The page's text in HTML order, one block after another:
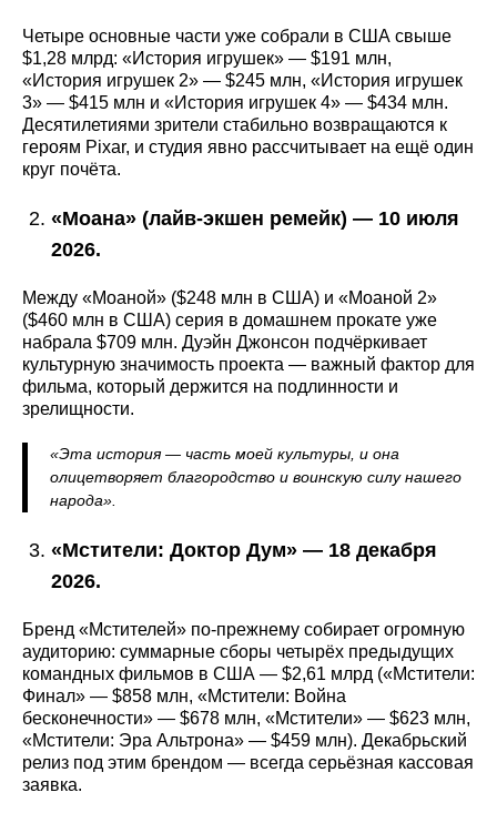
Четыре основные части уже собрали в США свыше
$1,28 млрд: «История игрушек» — $191 млн,
«История игрушек 2» — $245 млн, «История игрушек
3» — $415 млн и «История игрушек 4» — $434 млн.
Десятилетиями зрители стабильно возвращаются к
героям Pixar, и студия явно рассчитывает на ещё один
круг почёта.
«Моана» (лайв-экшен ремейк) — 10 июля
2026.
Между «Моаной» ($248 млн в США) и «Моаной 2»
($460 млн в США) серия в домашнем прокате уже
набрала $709 млн. Дуэйн Джонсон подчёркивает
культурную значимость проекта — важный фактор для
фильма, который держится на подлинности и
зрелищности.
«Эта история — часть моей культуры, и она
олицетворяет благородство и воинскую силу нашего
народа».
«Мстители: Доктор Дум» — 18 декабря
2026.
Бренд «Мстителей» по-прежнему собирает огромную
аудиторию: суммарные сборы четырёх предыдущих
командных фильмов в США — $2,61 млрд («Мстители:
Финал» — $858 млн, «Мстители: Война
бесконечности» — $678 млн, «Мстители» — $623 млн,
«Мстители: Эра Альтрона» — $459 млн). Декабрьский
релиз под этим брендом — всегда серьёзная кассовая
заявка.